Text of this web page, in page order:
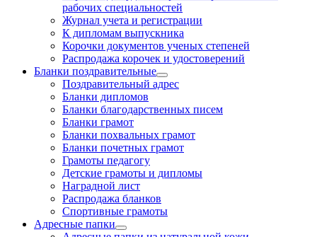
рабочих специальностей
Журнал учета и регистрации
К дипломам выпускника
Корочки документов ученых степеней
Распродажа корочек и удостоверений
Бланки поздравительные
Поздравительный адрес
Бланки дипломов
Бланки благодарственных писем
Бланки грамот
Бланки похвальных грамот
Бланки почетных грамот
Грамоты педагогу
Детские грамоты и дипломы
Наградной лист
Распродажа бланков
Спортивные грамоты
Адресные папки